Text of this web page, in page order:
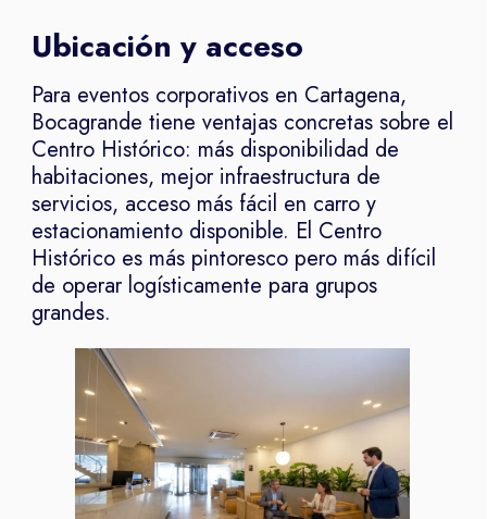
Ubicación y acceso
Para eventos corporativos en Cartagena,
Bocagrande tiene ventajas concretas sobre el
Centro Histórico: más disponibilidad de
habitaciones, mejor infraestructura de
servicios, acceso más fácil en carro y
estacionamiento disponible. El Centro
Histórico es más pintoresco pero más difícil
de operar logísticamente para grupos
grandes.